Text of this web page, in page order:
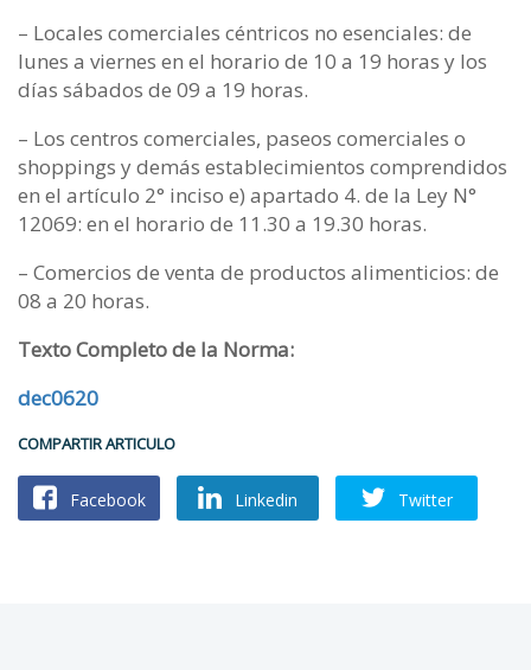
– Locales comerciales céntricos no esenciales: de
lunes a viernes en el horario de 10 a 19 horas y los
días sábados de 09 a 19 horas.
– Los centros comerciales, paseos comerciales o
shoppings y demás establecimientos comprendidos
en el artículo 2° inciso e) apartado 4. de la Ley N°
12069: en el horario de 11.30 a 19.30 horas.
– Comercios de venta de productos alimenticios: de
08 a 20 horas.
Texto Completo de la Norma:
dec0620
COMPARTIR ARTICULO
Facebook Linkedin Twitter